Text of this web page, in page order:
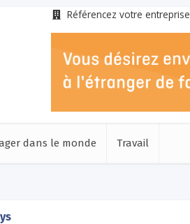
Référencez votre entreprise
dans le monde Travail